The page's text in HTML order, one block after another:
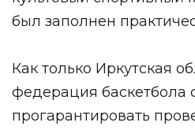
был заполнен
Как только Иркутская
федерация баскетбола
прогарантировать